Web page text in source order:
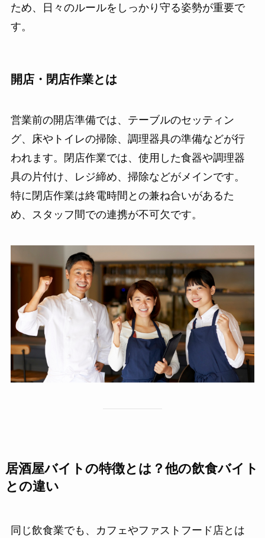
ため、日々のルールをしっかり守る姿勢が重要で
す。
開店・閉店作業とは
営業前の開店準備では、テーブルのセッティン
グ、床やトイレの掃除、調理器具の準備などが行
われます。閉店作業では、使用した食器や調理器
具の片付け、レジ締め、掃除などがメインです。
特に閉店作業は終電時間との兼ね合いがあるた
め、スタッフ間での連携が不可欠です。
居酒屋バイトの特徴とは？他の飲食バイト
との違い
同じ飲食業でも、カフェやファストフード店とは